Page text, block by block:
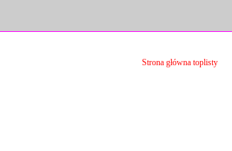
Strona główna toplisty